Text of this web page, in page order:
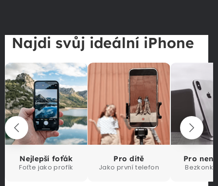
Najdi svůj ideální iPhone
Nejlepší foťák
Foťte jako profík
Pro dítě
Jako první telefon
Pro